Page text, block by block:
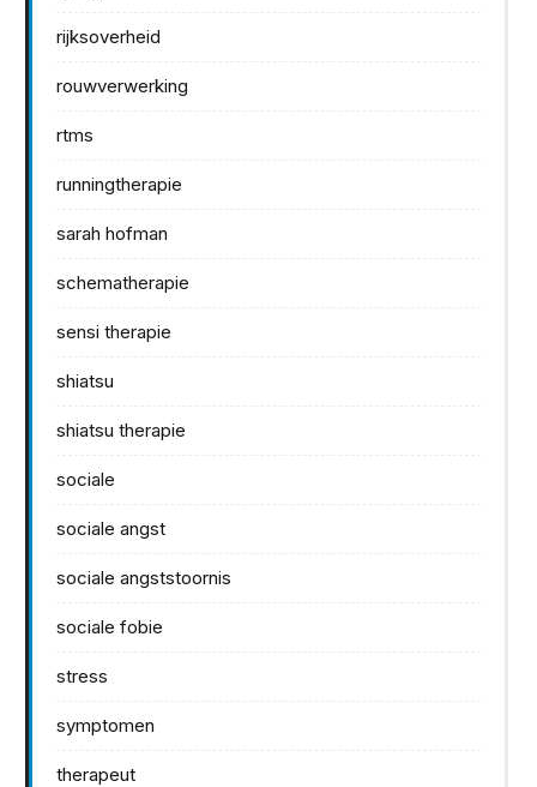
rijksoverheid
rouwverwerking
rtms
runningtherapie
sarah hofman
schematherapie
sensi therapie
shiatsu
shiatsu therapie
sociale
sociale angst
sociale angststoornis
sociale fobie
stress
symptomen
therapeut